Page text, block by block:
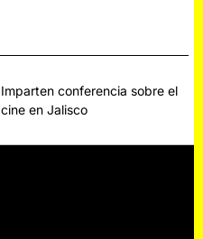
Imparten conferencia sobre el
cine en Jalisco